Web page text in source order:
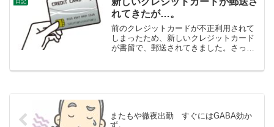
保険料）をまとめる作業...
れてきたが…。
前のクレジットカードが不正利用されて
しまったため、新しいクレジットカード
が書留で、郵送されてきました。さっそ
またもや徹夜出勤 すぐにはGABA効か
ず。